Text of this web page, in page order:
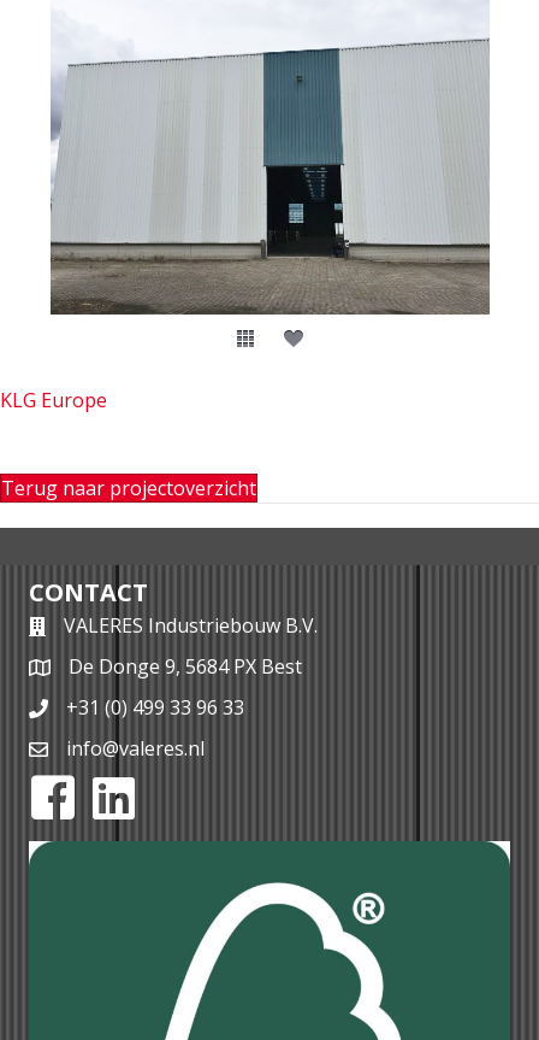
KLG Europe
Terug naar projectoverzicht
CONTACT
VALERES Industriebouw B.V.
De Donge 9, 5684 PX Best
+31 (0) 499 33 96 33
info@valeres.nl